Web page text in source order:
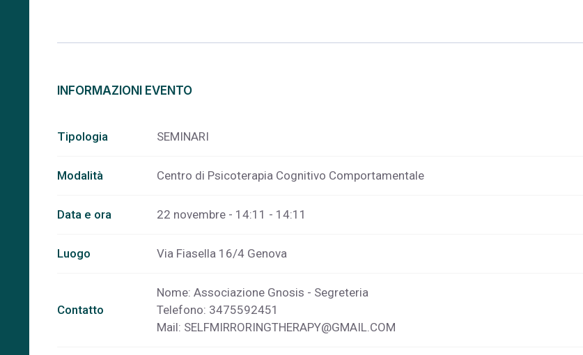
INFORMAZIONI EVENTO
Tipologia SEMINARI
Modalità Centro di Psicoterapia Cognitivo Comportamentale
Data e ora 22 novembre - 14:11 - 14:11
Luogo Via Fiasella 16/4 Genova
Contatto
Nome: Associazione Gnosis - Segreteria
Telefono: 3475592451
Mail: SELFMIRRORINGTHERAPY@GMAIL.COM